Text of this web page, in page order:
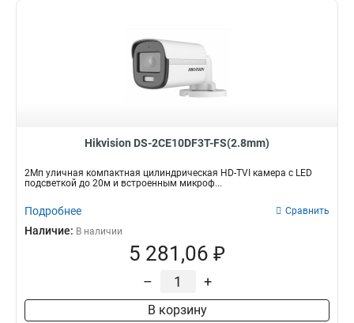
Hikvision DS-2CE10DF3T-FS(2.8mm)
2Мп уличная компактная цилиндрическая HD-TVI камера с LED
подсветкой до 20м и встроенным микроф...
Подробнее Сравнить
Наличие: В наличии
5 281,06 ₽
– +
В корзину